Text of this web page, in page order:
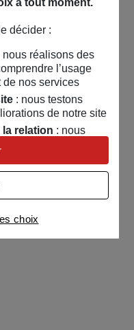
décider :
réalisons des
l’usage
de nos services
: nous testons
de notre site
relation : nous
adapter nos
nos offres
nous utilisons avec
pour afficher des
et la liste de nos
choix